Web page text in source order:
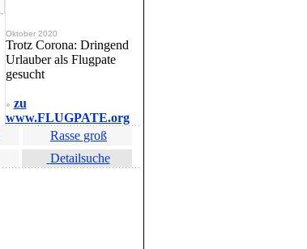
Oktober 2020
Trotz Corona: Dringend
Urlauber als Flugpate
gesucht
» zu
www.FLUGPATE.org
Rasse groß
Detailsuche